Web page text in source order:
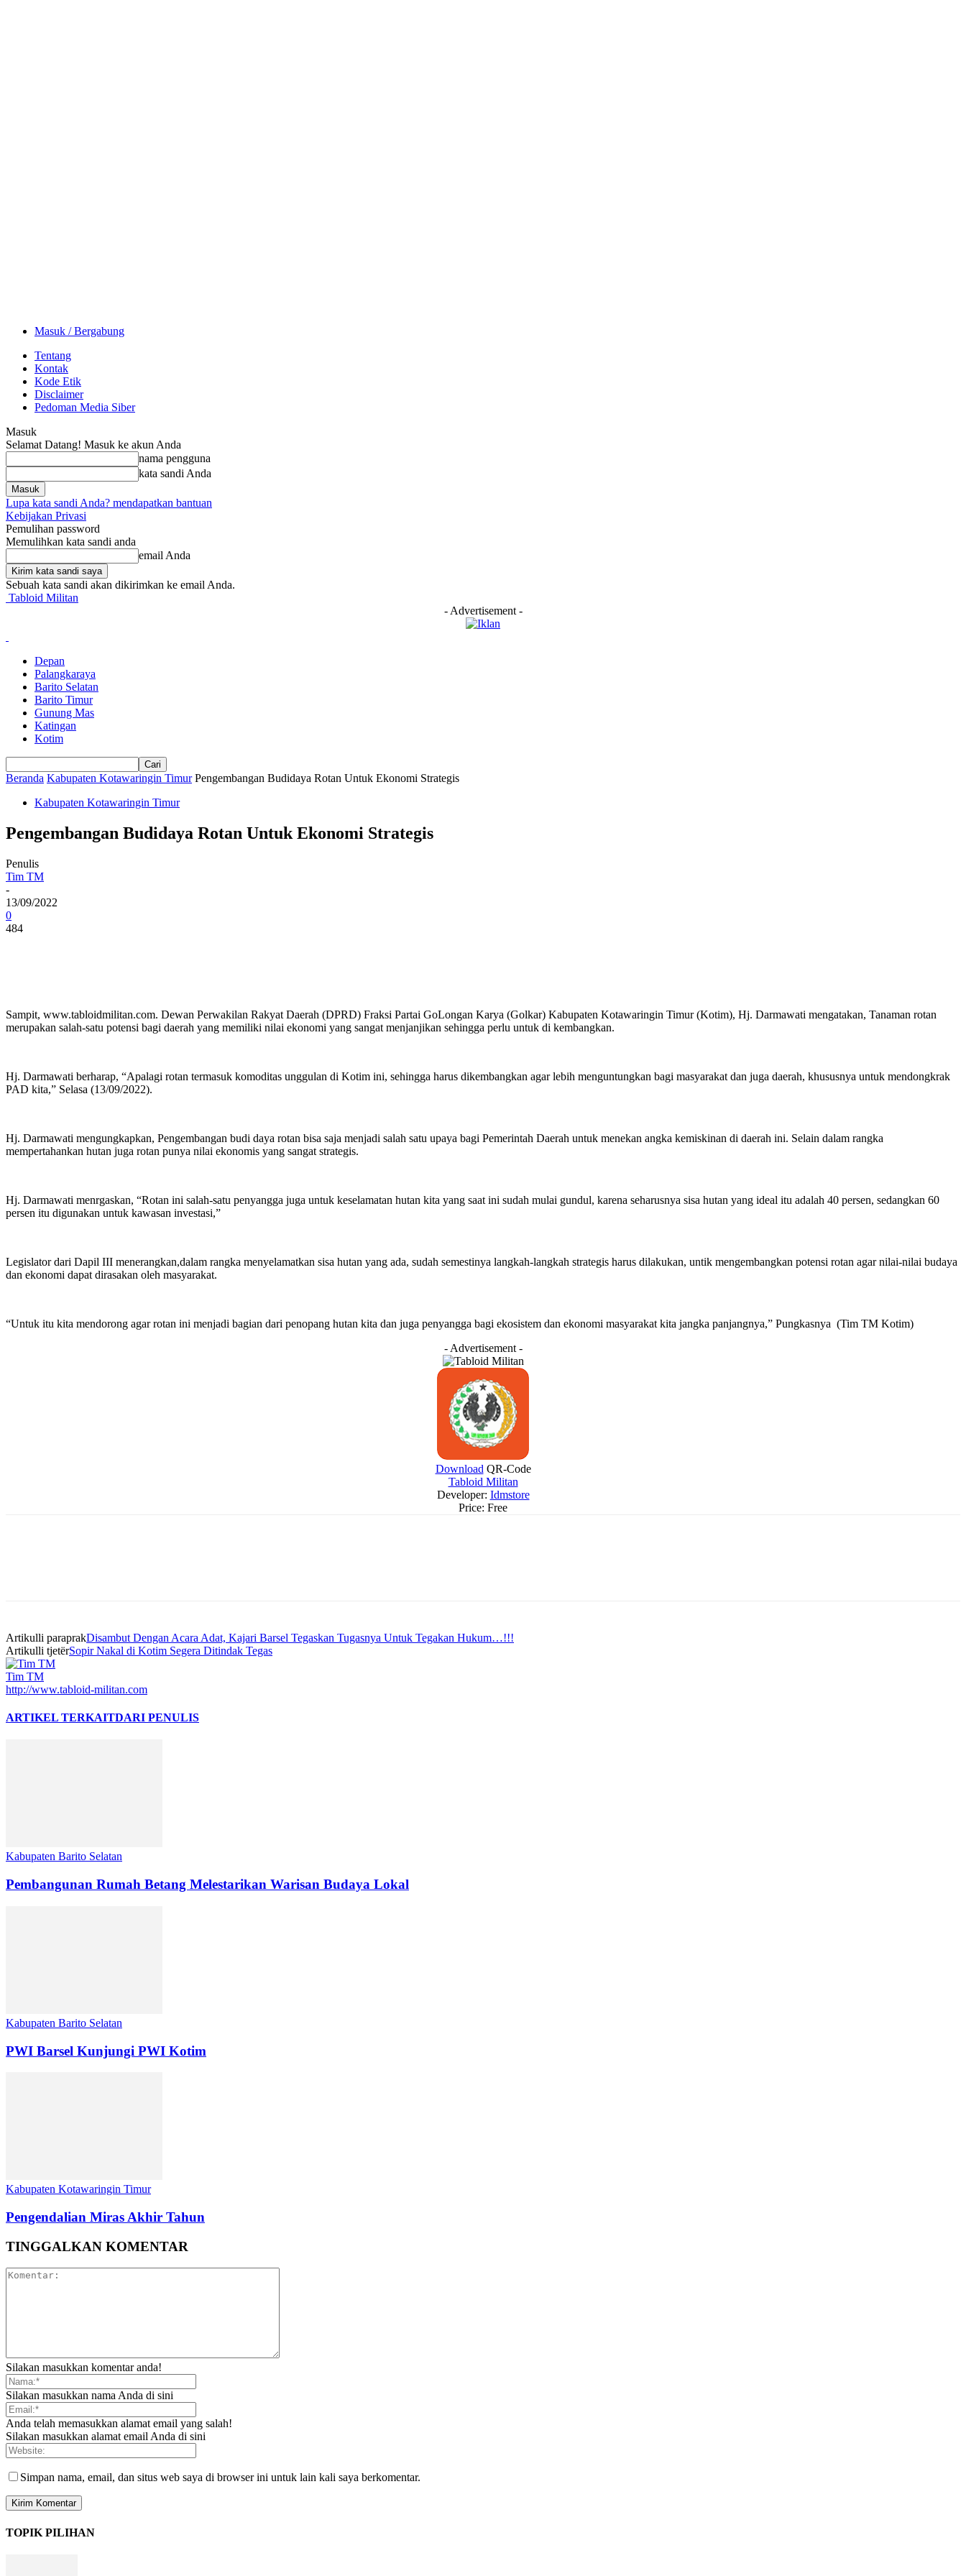
Masuk / Bergabung
Tentang
Kontak
Kode Etik
Disclaimer
Pedoman Media Siber
Masuk
Selamat Datang! Masuk ke akun Anda
nama pengguna
kata sandi Anda
Lupa kata sandi Anda? mendapatkan bantuan
Kebijakan Privasi
Pemulihan password
Memulihkan kata sandi anda
email Anda
Sebuah kata sandi akan dikirimkan ke email Anda.
Tabloid Militan
- Advertisement -
Depan
Palangkaraya
Barito Selatan
Barito Timur
Gunung Mas
Katingan
Kotim
Beranda Kabupaten Kotawaringin Timur Pengembangan Budidaya Rotan Untuk Ekonomi Strategis
Kabupaten Kotawaringin Timur
Pengembangan Budidaya Rotan Untuk Ekonomi Strategis
Penulis
Tim TM
-
13/09/2022
0
484
Sampit, www.tabloidmilitan.com. Dewan Perwakilan Rakyat Daerah (DPRD) Fraksi Partai GoLongan Karya (Golkar) Kabupaten Kotawaringin Timur (Kotim), Hj. Darmawati mengatakan, Tanaman rotan
merupakan salah-satu potensi bagi daerah yang memiliki nilai ekonomi yang sangat menjanjikan sehingga perlu untuk di kembangkan.
Hj. Darmawati berharap, “Apalagi rotan termasuk komoditas unggulan di Kotim ini, sehingga harus dikembangkan agar lebih menguntungkan bagi masyarakat dan juga daerah, khususnya untuk mendongkrak
PAD kita,” Selasa (13/09/2022).
Hj. Darmawati mengungkapkan, Pengembangan budi daya rotan bisa saja menjadi salah satu upaya bagi Pemerintah Daerah untuk menekan angka kemiskinan di daerah ini. Selain dalam rangka
mempertahankan hutan juga rotan punya nilai ekonomis yang sangat strategis.
Hj. Darmawati menrgaskan, “Rotan ini salah-satu penyangga juga untuk keselamatan hutan kita yang saat ini sudah mulai gundul, karena seharusnya sisa hutan yang ideal itu adalah 40 persen, sedangkan 60
persen itu digunakan untuk kawasan investasi,”
Legislator dari Dapil III menerangkan,dalam rangka menyelamatkan sisa hutan yang ada, sudah semestinya langkah-langkah strategis harus dilakukan, untik mengembangkan potensi rotan agar nilai-nilai budaya
dan ekonomi dapat dirasakan oleh masyarakat.
“Untuk itu kita mendorong agar rotan ini menjadi bagian dari penopang hutan kita dan juga penyangga bagi ekosistem dan ekonomi masyarakat kita jangka panjangnya,” Pungkasnya (Tim TM Kotim)
- Advertisement -
Download QR-Code
Tabloid Militan
Developer: Idmstore
Price: Free
Artikulli paraprakDisambut Dengan Acara Adat, Kajari Barsel Tegaskan Tugasnya Untuk Tegakan Hukum…!!!
Artikulli tjetërSopir Nakal di Kotim Segera Ditindak Tegas
Tim TM
http://www.tabloid-militan.com
ARTIKEL TERKAITDARI PENULIS
Kabupaten Barito Selatan
Pembangunan Rumah Betang Melestarikan Warisan Budaya Lokal
Kabupaten Barito Selatan
PWI Barsel Kunjungi PWI Kotim
Kabupaten Kotawaringin Timur
Pengendalian Miras Akhir Tahun
TINGGALKAN KOMENTAR
Silakan masukkan komentar anda!
Silakan masukkan nama Anda di sini
Anda telah memasukkan alamat email yang salah!
Silakan masukkan alamat email Anda di sini
Simpan nama, email, dan situs web saya di browser ini untuk lain kali saya berkomentar.
TOPIK PILIHAN